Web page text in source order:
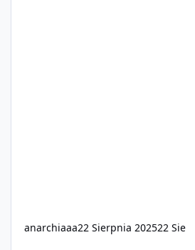
anarchiaaa22 Sierpnia 202522 Sie